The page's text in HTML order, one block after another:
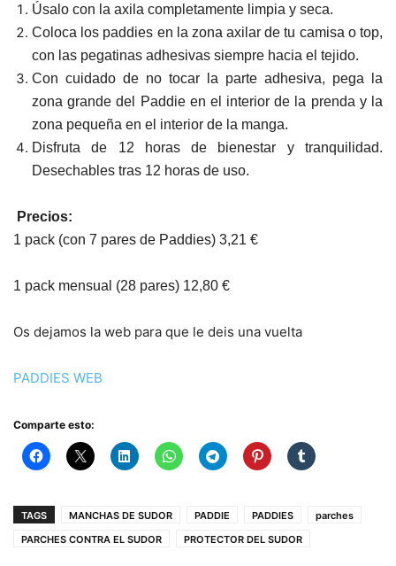
Úsalo con la axila completamente limpia y seca.
Coloca los paddies en la zona axilar de tu camisa o top,
con las pegatinas adhesivas siempre hacia el tejido.
Con cuidado de no tocar la parte adhesiva, pega la
zona grande del Paddie en el interior de la prenda y la
zona pequeña en el interior de la manga.
Disfruta de 12 horas de bienestar y tranquilidad.
Desechables tras 12 horas de uso.
Precios:
1 pack (con 7 pares de Paddies) 3,21 €
1 pack mensual (28 pares) 12,80 €
Os dejamos la web para que le deis una vuelta
PADDIES WEB
Comparte esto:
TAGS MANCHAS DE SUDOR PADDIE PADDIES
parches
PARCHES CONTRA EL SUDOR
PROTECTOR DEL SUDOR